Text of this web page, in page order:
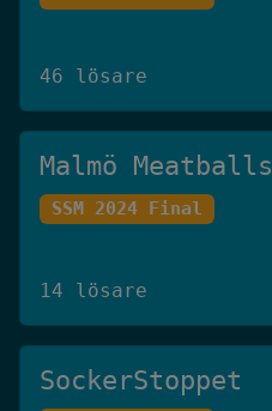
46 lösare
Malmö Meatballs
SSM 2024 Final
14 lösare
SockerStoppet